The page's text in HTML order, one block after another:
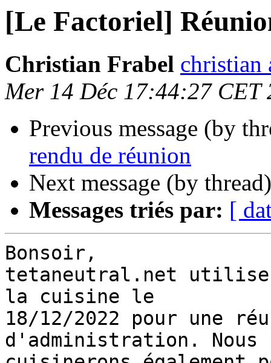
[Le Factoriel]
Christian Frabel christian
Mer 14 Déc 17:44:27 CET
Previous message (by
rendu de réunion
Next message (by
Messages triés par: [
Bonsoir,
tetaneutral.net
la cuisine le
18/12/2022 pour une
d'administration. Nous